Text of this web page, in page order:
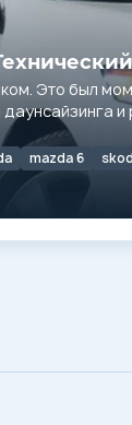
Это был
mazda 6